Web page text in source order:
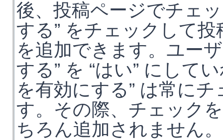
後、投稿ページでチェ
する” をチェックして
を追加できます。ユー
する” を “はい” にして
を有効にする” は常に
す。その際、チェック
ちろん追加されません。